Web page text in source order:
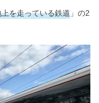
上を走っている鉄道 」の2